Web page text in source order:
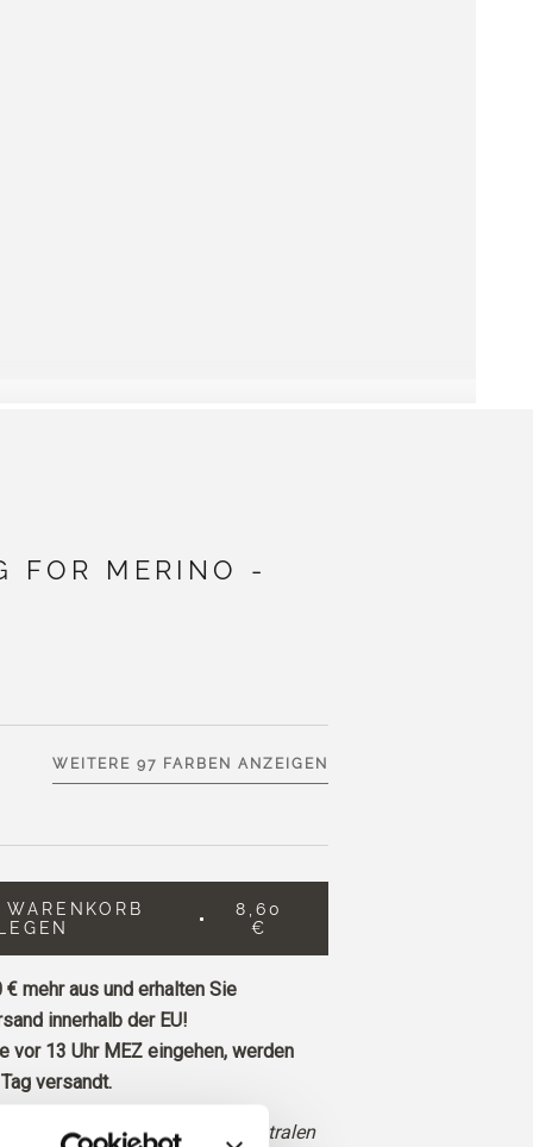
FOR MERINO -
WEITERE 97 FARBEN ANZEIGEN
WARENKORB
LEGEN
8,60
€
€mehr aus und erhalten Sie
innerhalb der EU!
vor 13 Uhr MEZ eingehen, werden
versandt.
leicht gedämpftes Rot mit neutralen